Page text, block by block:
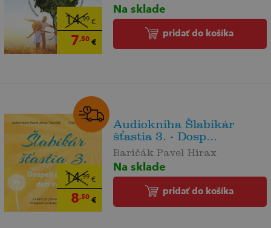
14,99 €
7,50€
Na sklade
pridať do košíka
14,99 €
8,50€
Audiokniha Šlabikár
šťastia 3. - Dosp...
Baričák Pavel Hirax
Na sklade
pridať do košíka